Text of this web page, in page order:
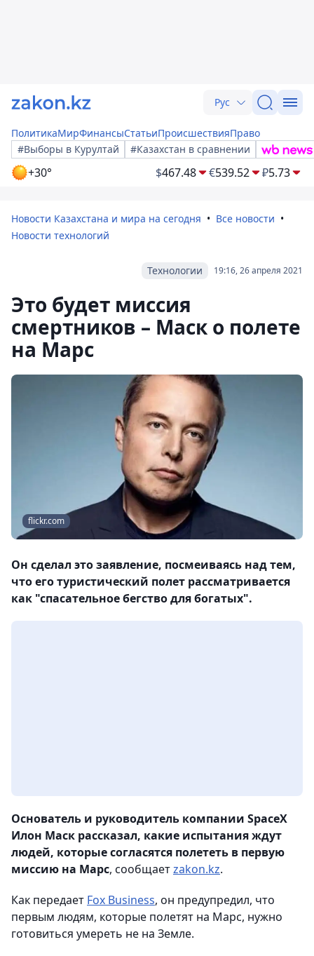
Рус
ПолитикаМирФинансыСтатьиПроисшествияПраво
#Выборы в Курултай
#Казахстан в сравнении
+30° $467.48 €539.52 ₽5.73
Новости Казахстана и мира на сегодня
Все новости
Новости технологий
19:16, 26 апреля 2021
Технологии
Это будет миссия
смертников – Маск о полете
на Марс
flickr.com
Он сделал это заявление, посмеиваясь над тем,
что его туристический полет рассматривается
как "спасательное бегство для богатых".
Основатель и руководитель компании SpaceX
Илон Маск рассказал, какие испытания ждут
людей, которые согласятся полететь в первую
миссию на Марс, сообщаетzakon.kz.
Как передает Fox Business, он предупредил, что
первым людям, которые полетят на Марс, нужно
готовиться умереть не на Земле.